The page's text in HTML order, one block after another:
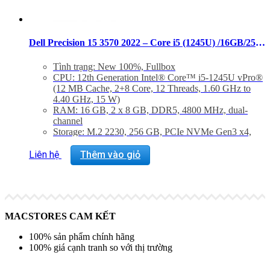
Dell Precision 15 3570 2022 – Core i5 (1245U) /16GB/256GB/NVIDIA T550/FHD
Tình trạng: New 100%, Fullbox
CPU: 12th Generation Intel® Core™ i5-1245U vPro®
(12 MB Cache, 2+8 Core, 12 Threads, 1.60 GHz to
4.40 GHz, 15 W)
RAM: 16 GB, 2 x 8 GB, DDR5, 4800 MHz, dual-
channel
Storage: M.2 2230, 256 GB, PCIe NVMe Gen3 x4,
Màn hình: 15-inch, FHD 1920 x 1080, 60 Hz, anti-
glare, non-touch, 45% NTSC, 250 nits, wide-viewing
Liên hệ Thêm vào giỏ
MACSTORES CAM KẾT
100% sản phẩm chính hãng
100% giá cạnh tranh so với thị trường